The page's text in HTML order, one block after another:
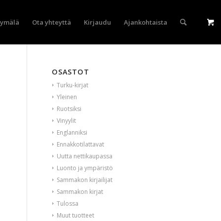
Ota yhteyttä Kirjaudu Ajankohtaista
OSASTOT
Turku-kirjat
Yleinen
Ruotsiksi
Vinyylit
Englanniksi
Ennakkotilattavat
Uutta nettikaupassa
Luonto ja ympäristö
Sammakon kirjailijat
Sammakon kirjat
Tulossa
Muut tuotteet